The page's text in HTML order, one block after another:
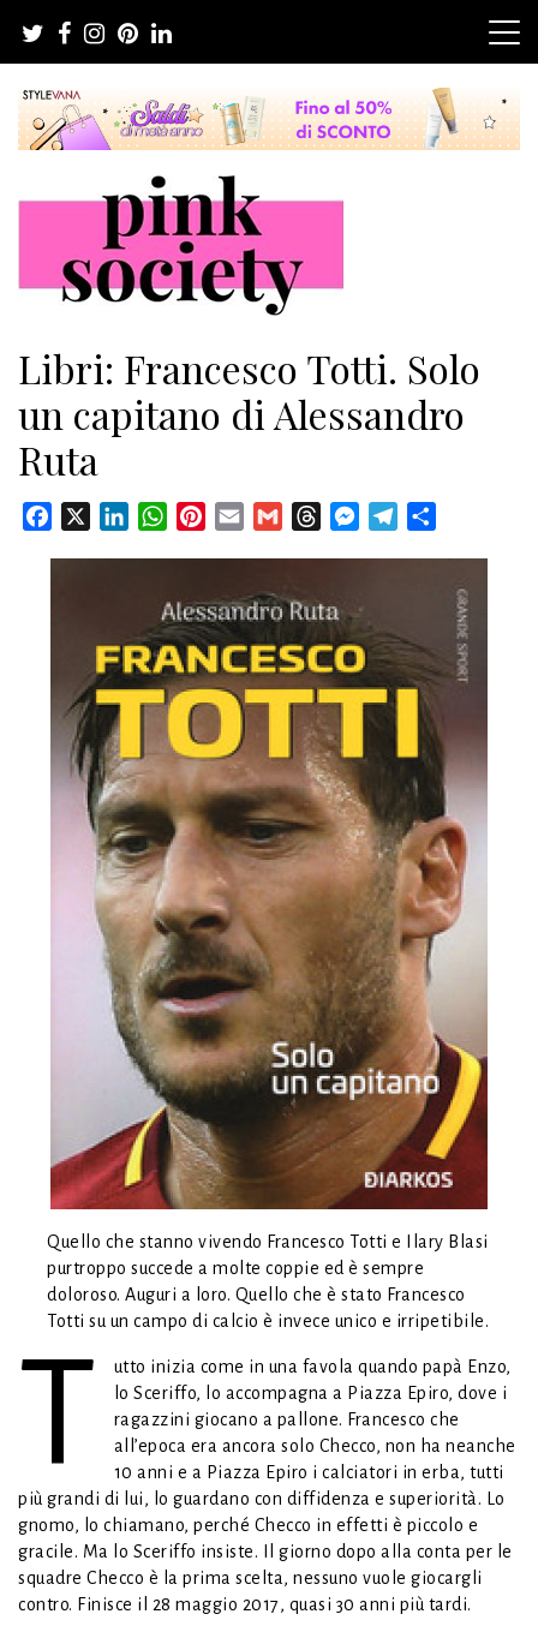
contenuto
Pink Society
Libri: Francesco Totti. Solo
un capitano di Alessandro
Ruta
Facebook LinkedInWhatsAppPinterest
Email Gmail ThreadsMessenger
Telegram
Quello che stanno vivendo Francesco Totti e Ilary Blasi
purtroppo succede a molte coppie ed è sempre
doloroso. Auguri a loro. Quello che è stato Francesco
Totti su un campo di calcio è invece unico e irripetibile.
T
utto inizia come in una favola quando papà Enzo,
lo Sceriffo, lo accompagna a Piazza Epiro, dove i
ragazzini giocano a pallone. Francesco che
all’epoca era ancora solo Checco, non ha neanche
10 anni e a Piazza Epiro i calciatori in erba, tutti
più grandi di lui, lo guardano con diffidenza e superiorità. Lo
gnomo, lo chiamano, perché Checco in effetti è piccolo e
gracile. Ma lo Sceriffo insiste. Il giorno dopo alla conta per le
squadre Checco è la prima scelta, nessuno vuole giocargli
contro. Finisce il 28 maggio 2017, quasi 30 anni più tardi.